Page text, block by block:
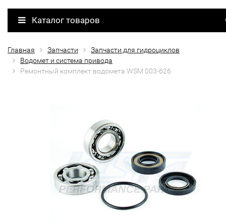
Каталог товаров
Главная Запчасти
Запчасти для гидроциклов
Водомет и система привода
Ремонтный комплект водомета WSM 003-626